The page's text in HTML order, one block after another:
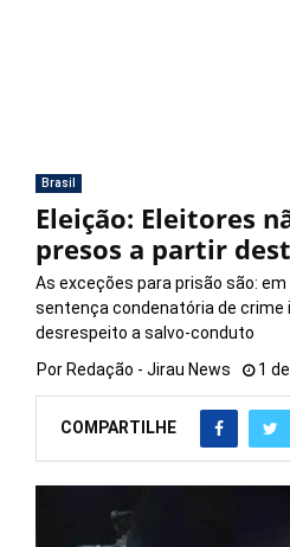
Brasil
Eleição: Eleitores
presos a partir
As exceções para prisão são:
sentença condenatória de crime
desrespeito a salvo-conduto
Por Redação - Jirau News 1
COMPARTILHE